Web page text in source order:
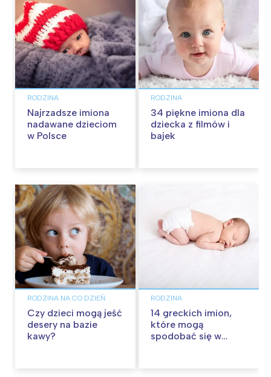
RODZINA
Najrzadsze imiona
nadawane dzieciom
w Polsce
RODZINA
34 piękne imiona dla
dziecka z filmów i
bajek
RODZINA NA CO DZIEŃ
Czy dzieci mogą jeść
desery na bazie
kawy?
RODZINA
14 greckich imion,
które mogą
spodobać się w